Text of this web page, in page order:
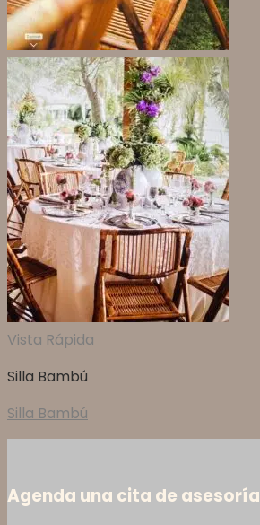
Vista Rápida
Silla Bambú
Silla Bambú
Agenda una cita de asesoría